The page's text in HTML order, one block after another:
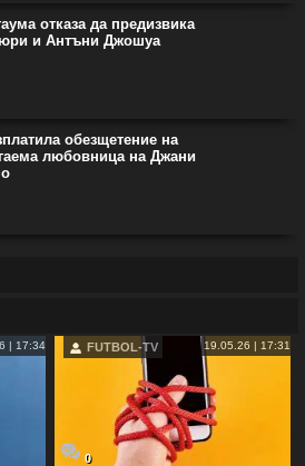
отказа да предизвика
и Антъни Джошуа
обезщетение на
любовница на Джани
| 17:34 FUTBOL-TV 19.05.26 | 17:31
0